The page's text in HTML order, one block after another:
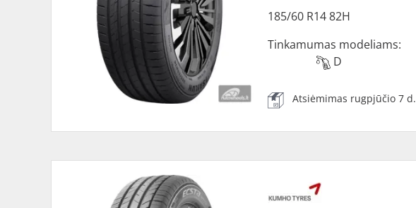
185/60 R14 82H
Tinkamumas modeliams:
D
Atsiėmimas rugpjūčio 7 d.